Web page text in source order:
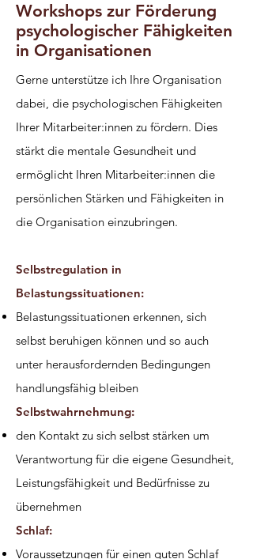
Workshops zur Förderung
psychologischer Fähigkeiten
in Organisationen
Gerne unterstütze ich Ihre Organisation
dabei, die psychologischen Fähigkeiten
Ihrer Mitarbeiter:innen zu fördern. Dies
stärkt die mentale Gesundheit und
ermöglicht Ihren Mitarbeiter:innen die
persönlichen Stärken und Fähigkeiten in
die Organisation einzubringen.
Selbstregulation in
Belastungssituationen:
Belastungssituationen erkennen, sich
selbst beruhigen können und so auch
unter herausfordernden Bedingungen
handlungsfähig bleiben
Selbstwahrnehmung:
den Kontakt zu sich selbst stärken um
Verantwortung für die eigene Gesundheit,
Leistungsfähigkeit und Bedürfnisse zu
übernehmen
Schlaf:
Voraussetzungen für einen guten Schlaf